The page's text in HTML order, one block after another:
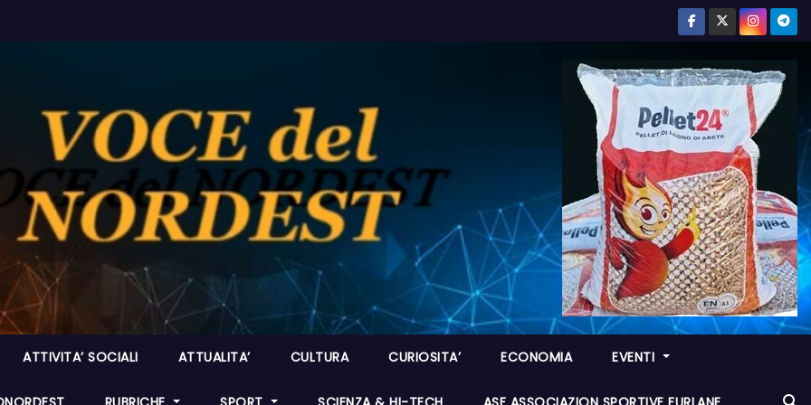
ATTIVITA’ SOCIALI ATTUALITA’ CULTURA CURIOSITA’ ECONOMIA EVENTI